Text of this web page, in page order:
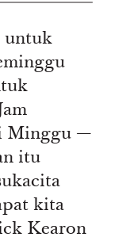
untuk
Minggu —
itu
kita
Kearon